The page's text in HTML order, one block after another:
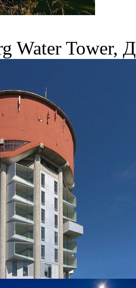
Water Tower,